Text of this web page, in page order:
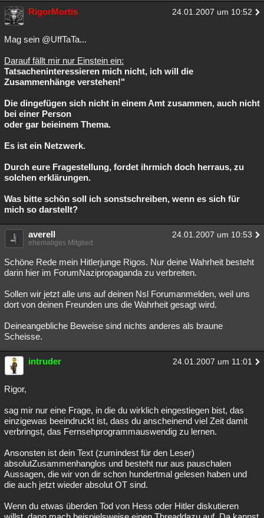
RigorMortis 24.01.2007 um 10:52
Mag sein @UffTaTa...
Darauf fällt mir nur Einstein ein:
Tatsacheninteressieren mich nicht, ich will die
Zusammenhänge verstehen!"
Die dingefügen sich nicht in einem Amt zusammen, auch nicht
bei einer Person
oder gar beieinem Thema.
Es ist ein Netzwerk.
Durch eure Fragestellung, fordet ihrmich doch herraus, zu
solchen erklärungen.
Was bitte schön soll ich sonstschreiben, wenn es sich für
mich so darstellt?
averell 24.01.2007 um 10:53
ehemaliges Mitglied
Schöne Rede mein Hitlerjunge Rigos. Nur deine Wahrheit besteht
darin hier im ForumNazipropaganda zu verbreiten.
Sollen wir jetzt alle uns auf deinen Nsl Forumanmelden, weil uns
dort von deinen Freunden uns die Wahrheit gesagt wird.
Deineangebliche Beweise sind nichts anderes als braune
Scheisse.
intruder 24.01.2007 um 11:01
Rigor,
sag mir nur eine Frage, in die du wirklich eingestiegen bist, das
einzigewas beeindruckt ist, dass du anscheinend viel Zeit damit
verbringst, das Fernsehprogrammauswendig zu lernen.
Ansonsten ist dein Text (zumindest für den Leser)
absolutZusammenhanglos und besteht nur aus pauschalen
Aussagen, die wir von dir schon hundertmal gelesen haben und
die auch jetzt wieder absolut OT sind.
Wenn du etwas überden Tod von Hess oder Hitler diskutieren